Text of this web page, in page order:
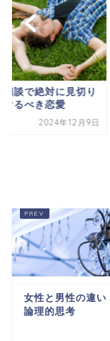
相談で絶対に見切り
けるべき恋愛
2024年12月9日
女性と男性の違
論理的思考